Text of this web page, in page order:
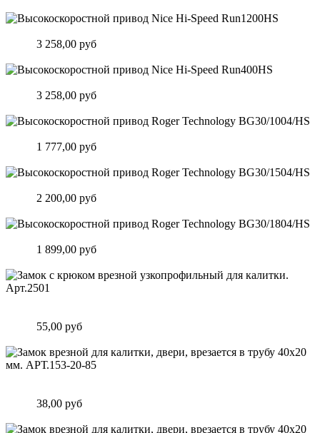
3 258,00 руб
3 258,00 руб
1 777,00 руб
2 200,00 руб
1 899,00 руб
55,00 руб
38,00 руб